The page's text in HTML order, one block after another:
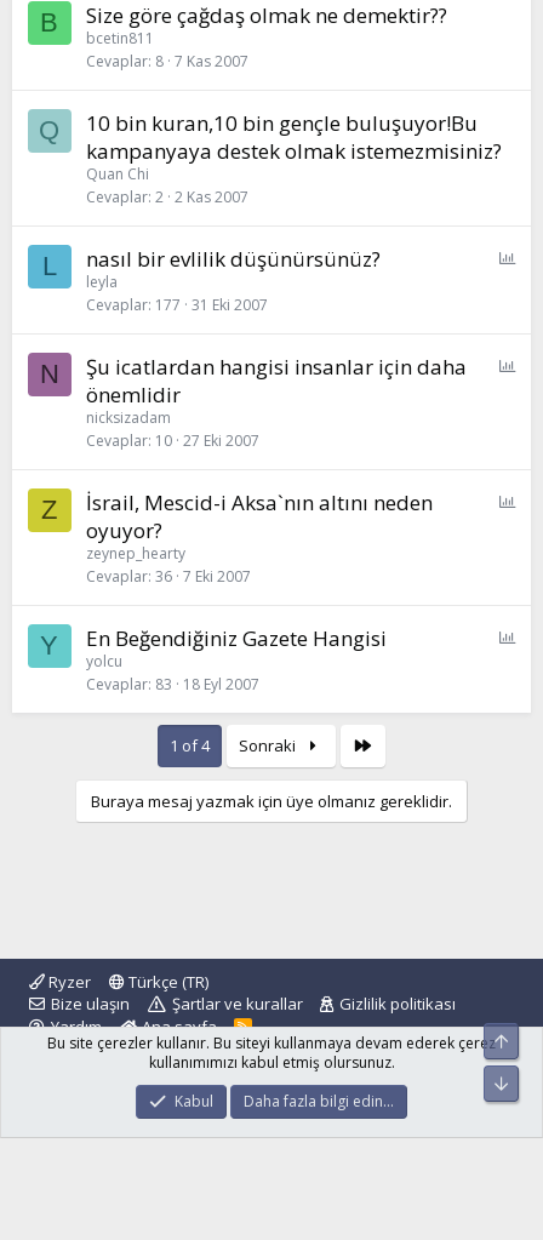
B Size göre çağdaş olmak ne demektir??
bcetin811
Cevaplar 8 7 Kas 2007
Q
10 bin kuran,10 bin gençle buluşuyor!Bu
kampanyaya destek olmak istemezmisiniz?
Quan Chi
Cevaplar 2 2 Kas 2007
L nasıl bir evlilik düşünürsünüz?
leyla
Cevaplar 177 31 Eki 2007
N
Şu icatlardan hangisi insanlar için daha
önemlidir
nicksizadam
Cevaplar 10 27 Eki 2007
Z
İsrail, Mescid-i Aksa`nın altını neden
oyuyor?
zeynep_hearty
Cevaplar 36 7 Eki 2007
Y
l
En Beğendiğiniz Gazete Hangisi
yolcu
Cevaplar 83 18 Eyl 2007
1 of 4 Sonraki Son
Buraya mesaj yazmak için üye olmanız gereklidir.
Ryzer
Türkçe (TR)
Bize ulaşın
Şartlar ve kurallar
Gizlilik politikası
Yardım
Ana sayfa
R
S
S
Community platform by XenForo ® © 2010-2024 XenForo Ltd.
© 2001 - 2024
Bu site çerezler kullanır. Bu siteyi kullanmaya devam ederek çerez
kullanımımızı kabul etmiş olursunuz.
Kabul
Daha fazla bilgi edin…
Üst
Alt